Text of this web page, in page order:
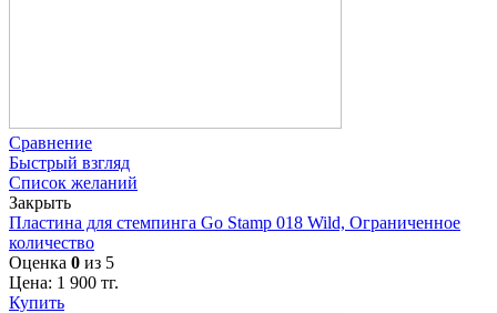
Сравнение
Быстрый взгляд
Список желаний
Закрыть
Пластина для стемпинга Go Stamp 018 Wild, Ограниченное
количество
Оценка 0 из 5
Цена: 1 900 тг.
Купить